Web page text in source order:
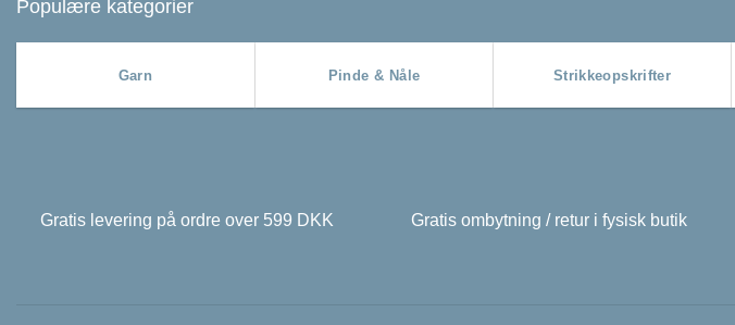
Populære kategorier
Garn Pinde & Nåle Strikkeopskrifter
Gratis levering på ordre over 599 DKK Gratis ombytning / retur i fysisk butik